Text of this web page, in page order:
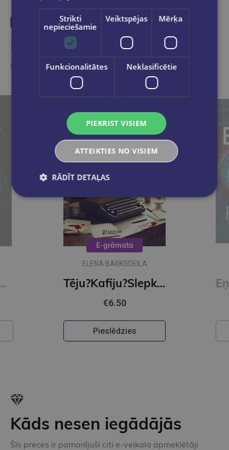
Līdzīgas preces
Ieskaties, varbūt noder
grāmata)
E-grāmata
ELENA BARKSDEILA
Tēju?Kafiju?Slepkavību! Īena O Šelija atvadu vārdi (e-grāmata)
€6.50
Pieslēdzies
Kāds nesen iegādājās
Šīs preces ir pamanījuši citi e-veikala apmeklētāji
Strikti
nepieciešamie
Veiktspējas Mērķa
Funkcionalitātes Neklasificētie
PIEKRIST VISIEM
ATTEIKTIES NO VISIEM
RĀDĪT DETAĻAS